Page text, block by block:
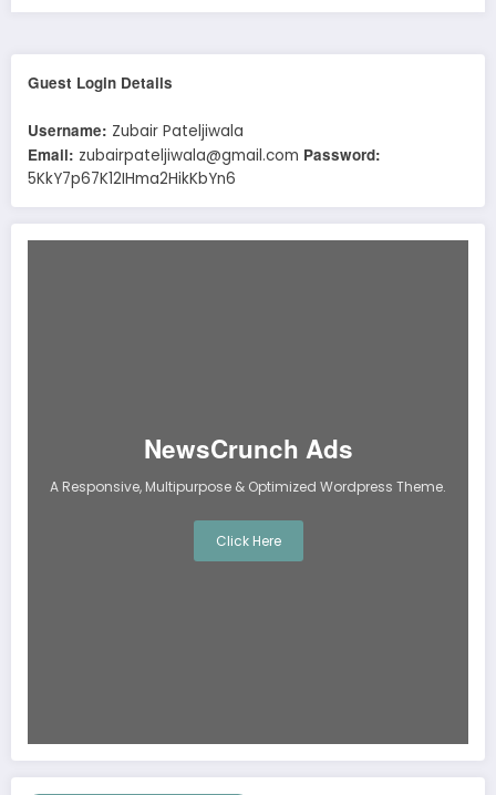
Guest Login Details
Username: Zubair Pateljiwala
Email: zubairpateljiwala@gmail.com Password:
5KkY7p67K12IHma2HikKbYn6
NewsCrunch Ads
A Responsive, Multipurpose & Optimized Wordpress Theme.
Click Here